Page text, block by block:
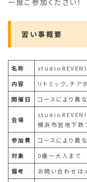
習い事概要
名称
内容
リトミック、チ
開催日
コースにより異
会場
横浜市営地下鉄
参加費
コースにより異
対象
0歳〜大人まで
備考
お問い合わせは